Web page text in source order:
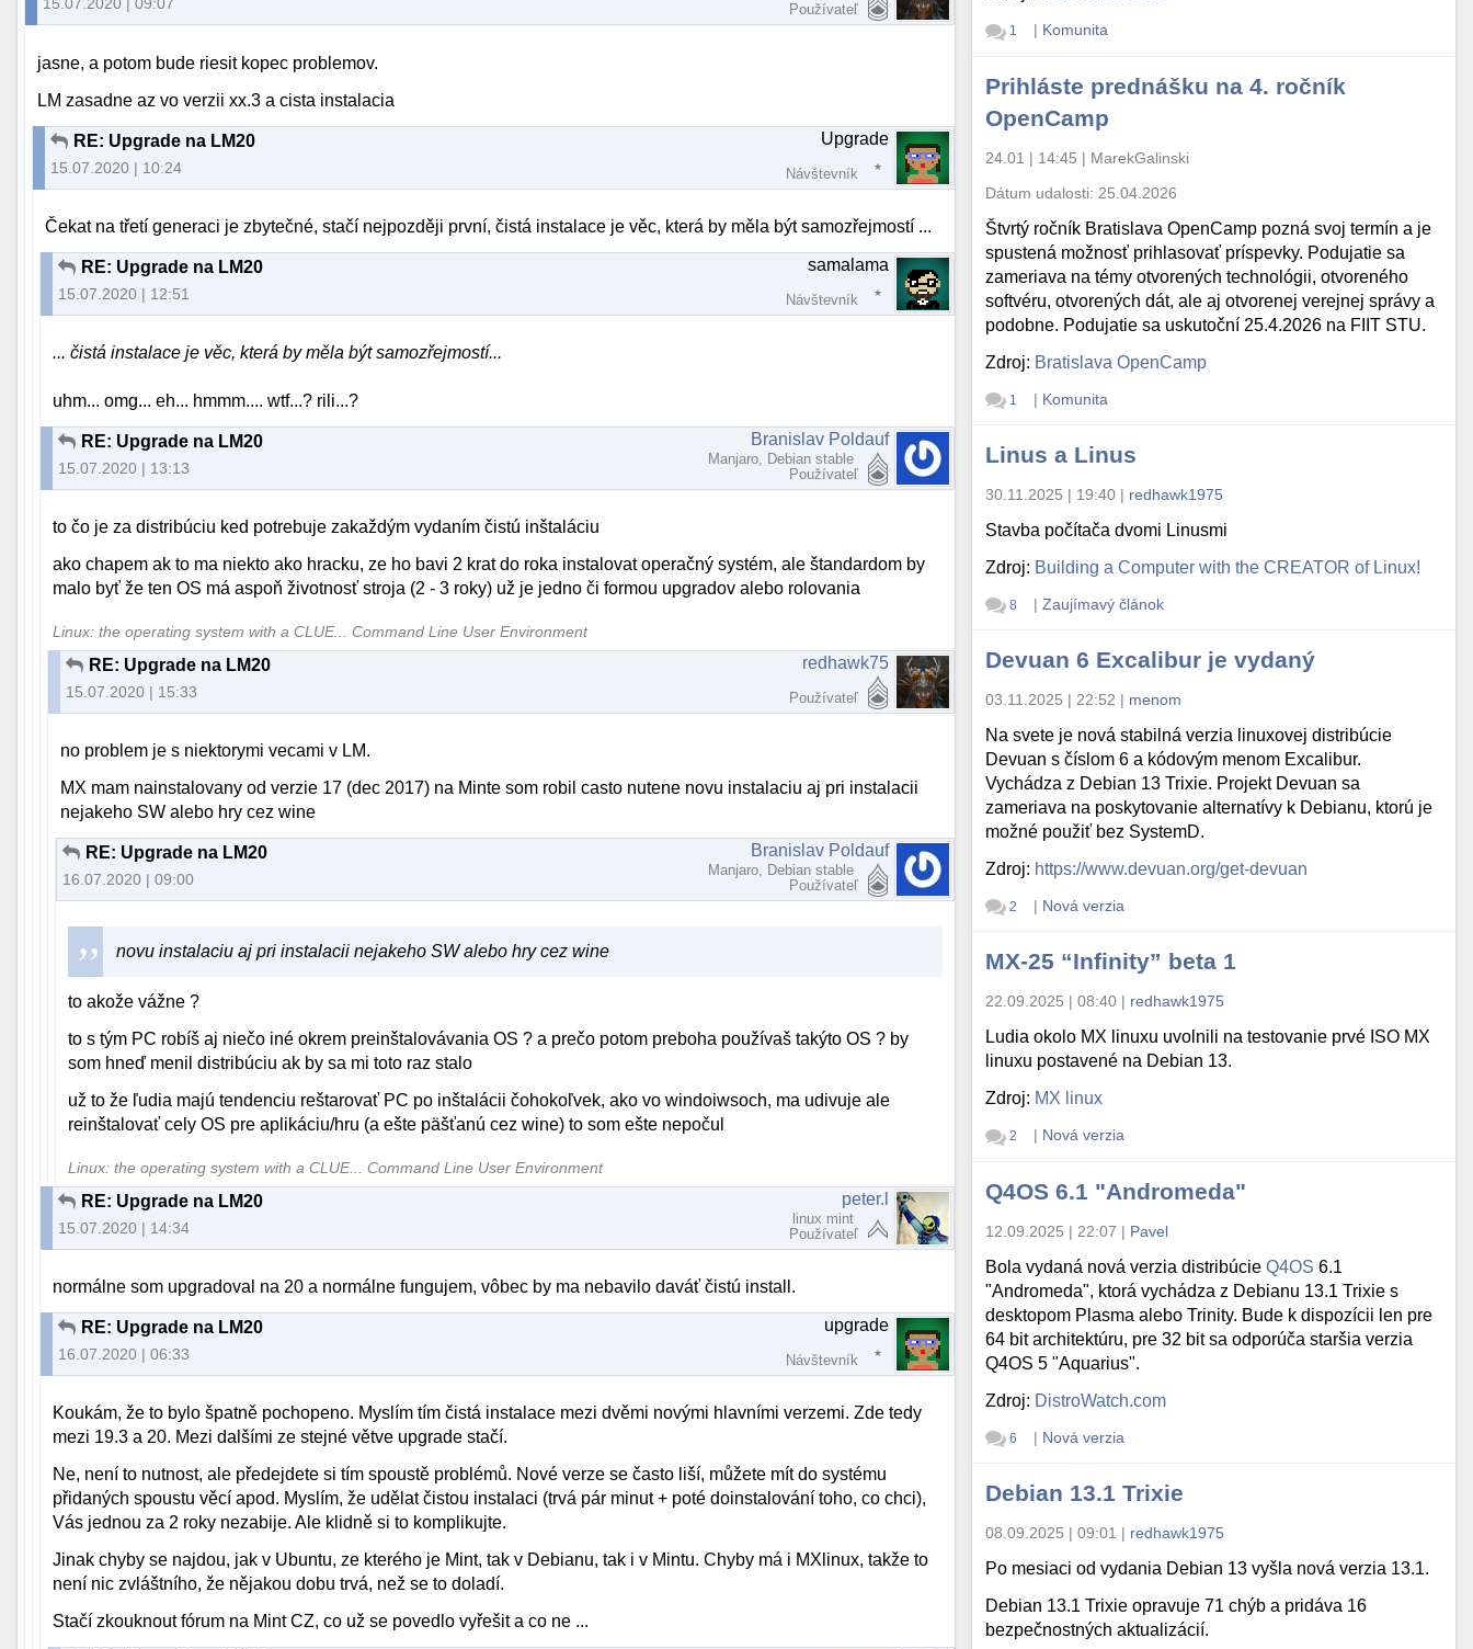
15.07.2020 | 09:07 Používateľ
jasne, a potom bude riesit kopec problemov.
LM zasadne az vo verzii xx.3 a cista instalacia
RE: Upgrade na LM20
15.07.2020 | 10:24
Upgrade
Návštevník
Čekat na třetí generaci je zbytečné, stačí nejpozději první, čistá instalace je věc, která by měla být samozřejmostí ...
RE: Upgrade na LM20
15.07.2020 | 12:51
samalama
Návštevník
... čistá instalace je věc, která by měla být samozřejmostí...
uhm... omg... eh... hmmm.... wtf...? rili...?
RE: Upgrade na LM20
15.07.2020 | 13:13
Branislav Poldauf
Manjaro, Debian stable
Používateľ
to čo je za distribúciu ked potrebuje zakaždým vydaním čistú inštaláciu
ako chapem ak to ma niekto ako hracku, ze ho bavi 2 krat do roka instalovat operačný systém, ale štandardom by
malo byť že ten OS má aspoň životnosť stroja (2 - 3 roky) už je jedno či formou upgradov alebo rolovania
Linux: the operating system with a CLUE... Command Line User Environment
RE: Upgrade na LM20
15.07.2020 | 15:33
redhawk75
Používateľ
no problem je s niektorymi vecami v LM.
MX mam nainstalovany od verzie 17 (dec 2017) na Minte som robil casto nutene novu instalaciu aj pri instalacii
nejakeho SW alebo hry cez wine
RE: Upgrade na LM20
16.07.2020 | 09:00
Branislav Poldauf
Manjaro, Debian stable
Používateľ
novu instalaciu aj pri instalacii nejakeho SW alebo hry cez wine
to akože vážne ?
to s tým PC robíš aj niečo iné okrem preinštalovávania OS ? a prečo potom preboha používaš takýto OS ? by
som hneď menil distribúciu ak by sa mi toto raz stalo
už to že ľudia majú tendenciu reštarovať PC po inštalácii čohokoľvek, ako vo windoiwsoch, ma udivuje ale
reinštalovať cely OS pre aplikáciu/hru (a ešte päšťanú cez wine) to som ešte nepočul
Linux: the operating system with a CLUE... Command Line User Environment
RE: Upgrade na LM20
15.07.2020 | 14:34
peter.l
linux mint
Používateľ
normálne som upgradoval na 20 a normálne fungujem, vôbec by ma nebavilo daváť čistú install.
RE: Upgrade na LM20
16.07.2020 | 06:33
upgrade
Návštevník
Koukám, že to bylo špatně pochopeno. Myslím tím čistá instalace mezi dvěmi novými hlavními verzemi. Zde tedy
mezi 19.3 a 20. Mezi dalšími ze stejné větve upgrade stačí.
Ne, není to nutnost, ale předejdete si tím spoustě problémů. Nové verze se často liší, můžete mít do systému
přidaných spoustu věcí apod. Myslím, že udělat čistou instalaci (trvá pár minut + poté doinstalování toho, co chci),
Vás jednou za 2 roky nezabije. Ale klidně si to komplikujte.
Jinak chyby se najdou, jak v Ubuntu, ze kterého je Mint, tak v Debianu, tak i v Mintu. Chyby má i MXlinux, takže to
není nic zvláštního, že nějakou dobu trvá, než se to doladí.
Stačí zkouknout fórum na Mint CZ, co už se povedlo vyřešit a co ne ...
1 | Komunita
Prihláste prednášku na 4. ročník
OpenCamp
24.01 | 14:45 | MarekGalinski
Dátum udalosti: 25.04.2026
Štvrtý ročník Bratislava OpenCamp pozná svoj termín a je
spustená možnosť prihlasovať príspevky. Podujatie sa
zameriava na témy otvorených technológii, otvoreného
softvéru, otvorených dát, ale aj otvorenej verejnej správy a
podobne. Podujatie sa uskutoční 25.4.2026 na FIIT STU.
Zdroj: Bratislava OpenCamp
1 | Komunita
Linus a Linus
30.11.2025 | 19:40 | redhawk1975
Stavba počítača dvomi Linusmi
Zdroj: Building a Computer with the CREATOR of Linux!
8 | Zaujímavý článok
Devuan 6 Excalibur je vydaný
03.11.2025 | 22:52 | menom
Na svete je nová stabilná verzia linuxovej distribúcie
Devuan s číslom 6 a kódovým menom Excalibur.
Vychádza z Debian 13 Trixie. Projekt Devuan sa
zameriava na poskytovanie alternatívy k Debianu, ktorú je
možné použiť bez SystemD.
Zdroj: https://www.devuan.org/get-devuan
2 | Nová verzia
MX-25 “Infinity” beta 1
22.09.2025 | 08:40 | redhawk1975
Ludia okolo MX linuxu uvolnili na testovanie prvé ISO MX
linuxu postavené na Debian 13.
Zdroj: MX linux
2 | Nová verzia
Q4OS 6.1 "Andromeda"
12.09.2025 | 22:07 | Pavel
Bola vydaná nová verzia distribúcieQ4OS 6.1
"Andromeda", ktorá vychádza z Debianu 13.1 Trixie s
desktopom Plasma alebo Trinity. Bude k dispozícii len pre
64 bit architektúru, pre 32 bit sa odporúča staršia verzia
Q4OS 5 "Aquarius".
Zdroj: DistroWatch.com
6 | Nová verzia
Debian 13.1 Trixie
08.09.2025 | 09:01 | redhawk1975
Po mesiaci od vydania Debian 13 vyšla nová verzia 13.1.
Debian 13.1 Trixie opravuje 71 chýb a pridáva 16
bezpečnostných aktualizácií.